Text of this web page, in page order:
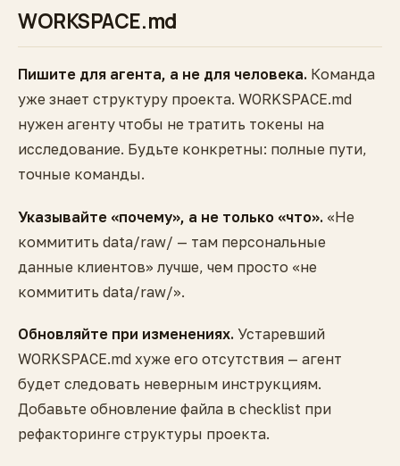
WORKSPACE.md
Пишите для агента, а не для человека. Команда
уже знает структуру проекта. WORKSPACE.md
нужен агенту чтобы не тратить токены на
исследование. Будьте конкретны: полные пути,
точные команды.
Указывайте «почему», а не только «что». «Не
коммитить data/raw/ — там персональные
данные клиентов» лучше, чем просто «не
коммитить data/raw/».
Обновляйте при изменениях. Устаревший
WORKSPACE.md хуже его отсутствия — агент
будет следовать неверным инструкциям.
Добавьте обновление файла в checklist при
рефакторинге структуры проекта.